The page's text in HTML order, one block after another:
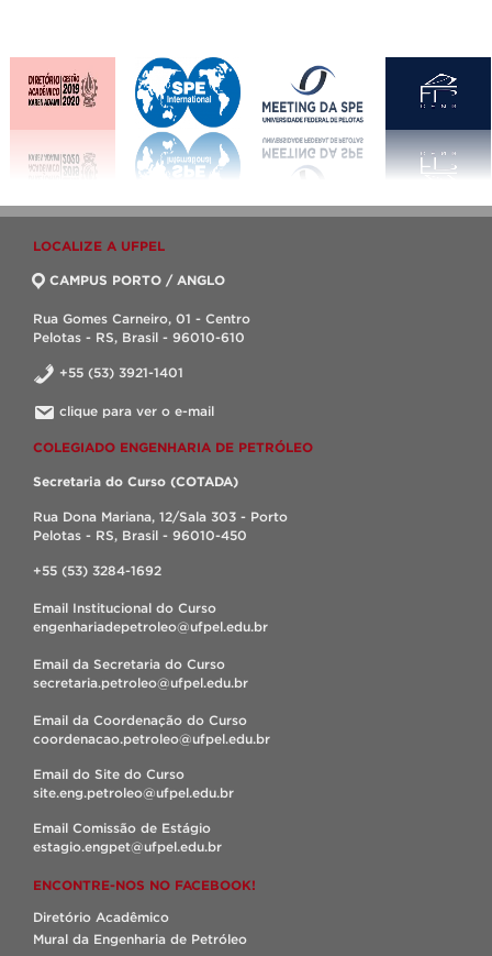
LOCALIZE A UFPEL
CAMPUS PORTO / ANGLO
Rua Gomes Carneiro, 01 - Centro
Pelotas - RS, Brasil - 96010-610
+55 (53) 3921-1401
clique para ver o e-mail
COLEGIADO ENGENHARIA DE PETRÓLEO
Secretaria do Curso (COTADA)
Rua Dona Mariana, 12/Sala 303 - Porto
Pelotas - RS, Brasil - 96010-450
+55 (53) 3284-1692
Email Institucional do Curso
engenhariadepetroleo@ufpel.edu.br
Email da Secretaria do Curso
secretaria.petroleo@ufpel.edu.br
Email da Coordenação do Curso
coordenacao.petroleo@ufpel.edu.br
Email do Site do Curso
site.eng.petroleo@ufpel.edu.br
Email Comissão de Estágio
estagio.engpet@ufpel.edu.br
ENCONTRE-NOS NO FACEBOOK!
Diretório Acadêmico
Mural da Engenharia de Petróleo